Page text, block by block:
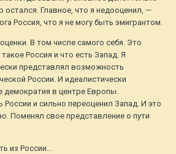
остался. Главное, что я недооценил, —
Россия, что я не могу быть эмигрантом.
В том числе самого себя. Это
Россия и что есть Запад. Я
представлял возможность
России. И идеалистически
демократия в центре Европы.
России и сильно переоценил Запад. И это
Поменял свое представление о пути
из России...